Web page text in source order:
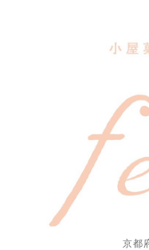
京都